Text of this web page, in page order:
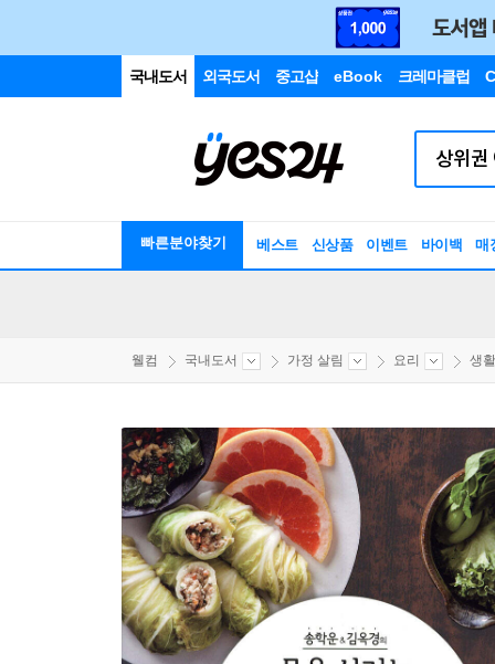
국내도서 외국도서 중고샵 eBook 크레마클럽
빠른분야찾기 베스트 신상품 이벤트 바이백 매
웰컴 국내도서 가정 살림 요리 생